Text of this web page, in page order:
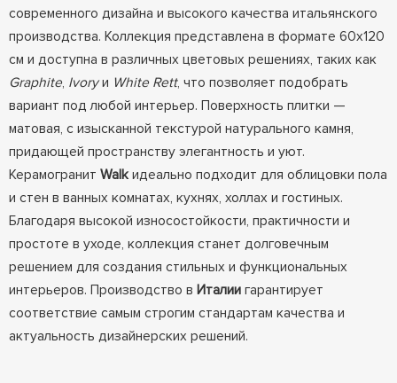
современного дизайна и высокого качества итальянского
производства. Коллекция представлена в формате 60x120
см и доступна в различных цветовых решениях, таких как
Graphite, Ivoryи White Rett, что позволяет подобрать
вариант под любой интерьер. Поверхность плитки —
матовая, с изысканной текстурой натурального камня,
придающей пространству элегантность и уют.
Керамогранит Walkидеально подходит для облицовки пола
и стен в ванных комнатах, кухнях, холлах и гостиных.
Благодаря высокой износостойкости, практичности и
простоте в уходе, коллекция станет долговечным
решением для создания стильных и функциональных
интерьеров. Производство в Италиигарантирует
соответствие самым строгим стандартам качества и
актуальность дизайнерских решений.